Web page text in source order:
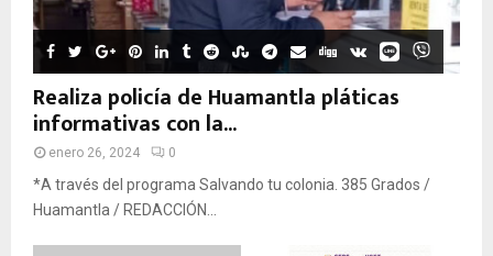
Realiza policía de Huamantla pláticas
informativas con la...
enero 26, 2024 0
*A través del programa Salvando tu colonia. 385 Grados /
Huamantla / REDACCIÓN...